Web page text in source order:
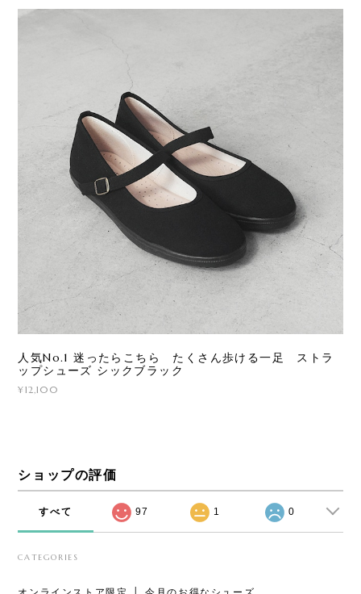
人気No.1 迷ったらこちら たくさん歩ける一足 ストラ
ップシューズ シックブラック
¥12,100
ショップの評価
すべて 97 1 0
CATEGORIES